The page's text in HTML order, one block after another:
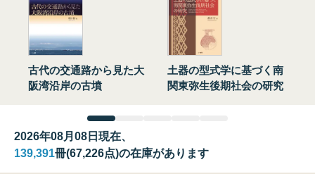
古代の交通路から見た大
阪湾沿岸の古墳
土器の型式学に基づく南
関東弥生後期社会の研究
2026年08月08日現在、
139,391冊(67,226点)の在庫があります